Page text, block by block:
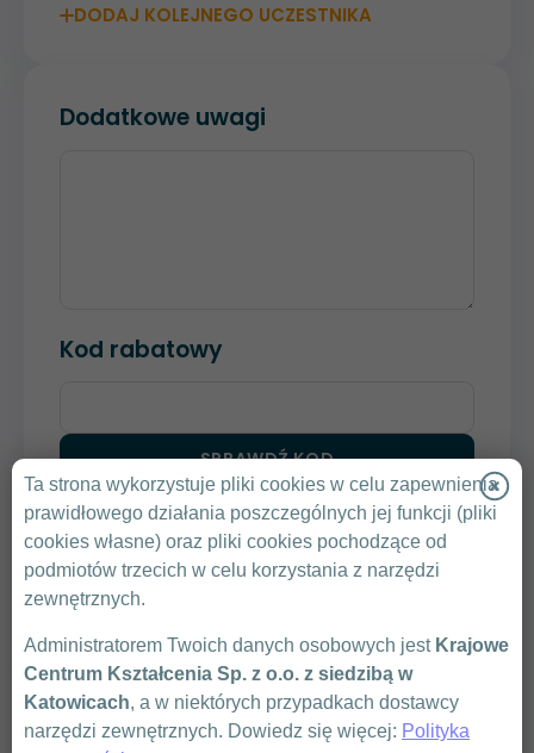
DODAJ KOLEJNEGO UCZESTNIKA
Dodatkowe uwagi
Kod rabatowy
SPRAWDŹ KOD
Klikając „Wyślij” zgadzam się na przedstawienie
przez Krajowe Centrum Kształcenia oferty
handlowej.
Zasady Ochrony Danych Osobowych
Warunki uczestnictwa
Ta strona wykorzystuje pliki cookies w celu zapewnienia
prawidłowego działania poszczególnych jej funkcji (pliki
cookies własne) oraz pliki cookies pochodzące od
podmiotów trzecich w celu korzystania z narzędzi
zewnętrznych.
Administratorem Twoich danych osobowych jest Krajowe
Centrum Kształcenia Sp. z o.o. z siedzibą w
Katowicach, a w niektórych przypadkach dostawcy
narzędzi zewnętrznych. Dowiedz się więcej: Polityka